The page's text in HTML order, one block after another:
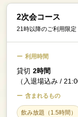
2次会コース
21時以降のご利用限定
利用時間
貸切 2時間
（入退場込み /
含まれるもの
飲み放題（1.5時間）